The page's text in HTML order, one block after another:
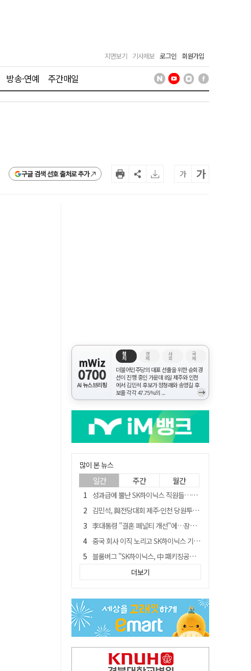
지면보기 기사제보 로그인 회원가입
방송·연예 주간매일
구글 검색 선호 출처로 추가 가 가
mWiz
0700
AI 뉴스브리핑
정
치
경
제
사
회
국
제
더불어민주당의 대표 선출을 위한 순회경
선이 진행 중인 가운데 8일 제주와 인천
에서 김민석 후보가 정청래와 송영길 후
보를 각각 47.75%의 ...
→
많이 본 뉴스
일간 주간 월간
성과급에 뿔난 SK하이닉스 직원들…3500명 모여 '새 노조' 만든다
김민석, 與전당대회 제주·인천 당원투표서 승리…누적 득표는 '초박빙'
李대통령 "결혼 페널티 개선"에…장동혁 "그 페널티 만든 게 이 정권"
중국 회사 이직 노리고 SK하이닉스 기밀 빼돌려…결국 실형
블룸버그 "SK하이닉스, 中 패키징공장 지분매각 등 검토"
트럼프 만난 손현보 목사…"현재 자유대한민국 여러 면에서 어려움"
경북 칠곡시니어클럽 커피앤솝 사업단…자개소품 만들기 문화체험 운영
"아버지 외출한 사이"…흉기로 40대母 살해한 고교 자퇴생, 구속 기로에
서울 면목동서 60대 남성 2명 흉기에 숨져…지인 관계로 추정
더보기